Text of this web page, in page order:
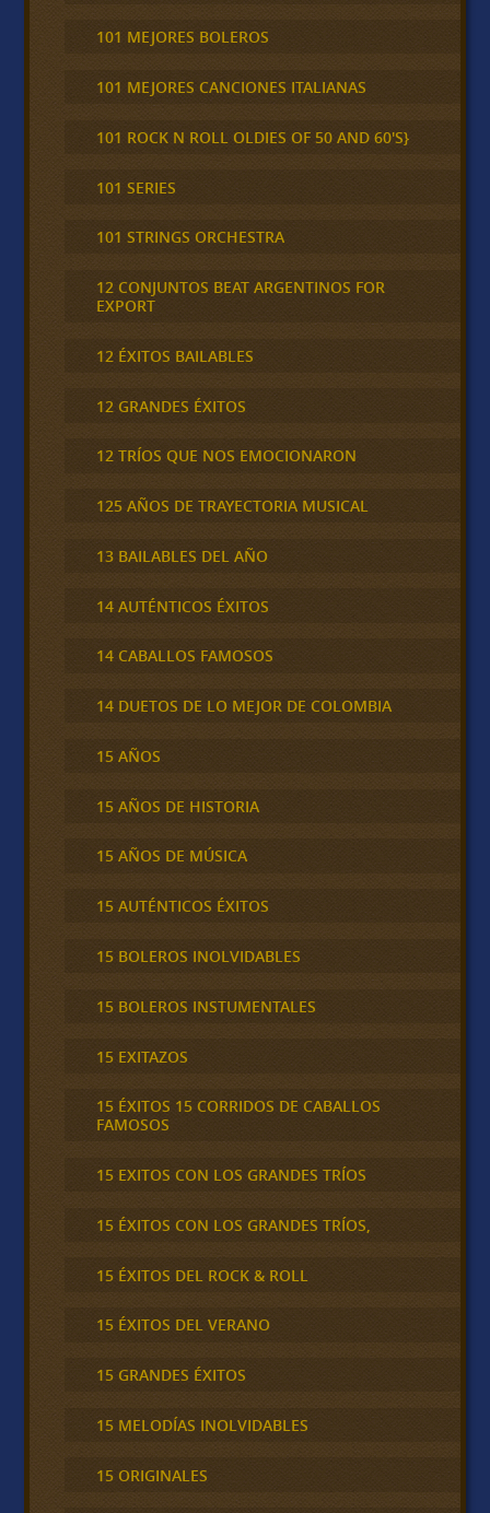
101 MEJORES BOLEROS
101 MEJORES CANCIONES ITALIANAS
101 ROCK N ROLL OLDIES OF 50 AND 60'S}
101 SERIES
101 STRINGS ORCHESTRA
12 CONJUNTOS BEAT ARGENTINOS FOR
EXPORT
12 ÉXITOS BAILABLES
12 GRANDES ÉXITOS
12 TRÍOS QUE NOS EMOCIONARON
125 AÑOS DE TRAYECTORIA MUSICAL
13 BAILABLES DEL AÑO
14 AUTÉNTICOS ÉXITOS
14 CABALLOS FAMOSOS
14 DUETOS DE LO MEJOR DE COLOMBIA
15 AÑOS
15 AÑOS DE HISTORIA
15 AÑOS DE MÚSICA
15 AUTÉNTICOS ÉXITOS
15 BOLEROS INOLVIDABLES
15 BOLEROS INSTUMENTALES
15 EXITAZOS
15 ÉXITOS 15 CORRIDOS DE CABALLOS
FAMOSOS
15 EXITOS CON LOS GRANDES TRÍOS
15 ÉXITOS CON LOS GRANDES TRÍOS,
15 ÉXITOS DEL ROCK & ROLL
15 ÉXITOS DEL VERANO
15 GRANDES ÉXITOS
15 MELODÍAS INOLVIDABLES
15 ORIGINALES